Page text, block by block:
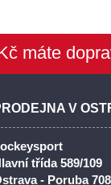
máte
V
třída 589/109
- Poruba